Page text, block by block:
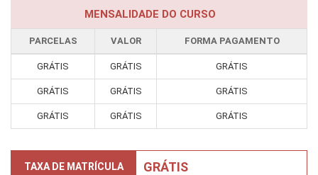
MENSALIDADE DO CURSO
PARCELAS VALOR FORMA PAGAMENTO
GRÁTIS GRÁTIS GRÁTIS
GRÁTIS GRÁTIS GRÁTIS
GRÁTIS GRÁTIS GRÁTIS
TAXA DE MATRÍCULA GRÁTIS